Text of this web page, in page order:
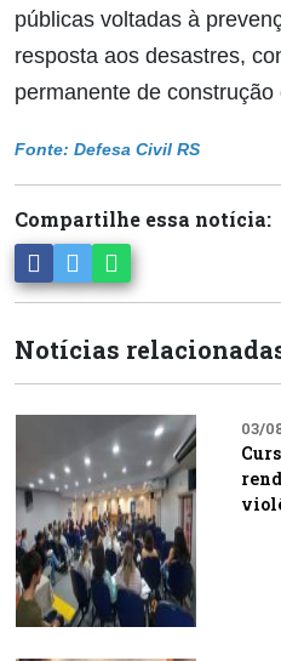
públicas voltadas à
resposta aos desastres,
permanente de
Fonte: Defesa Civil RS
Compartilhe essa notícia:
Notícias
03/